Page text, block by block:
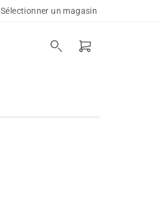
Sélectionner un magasin